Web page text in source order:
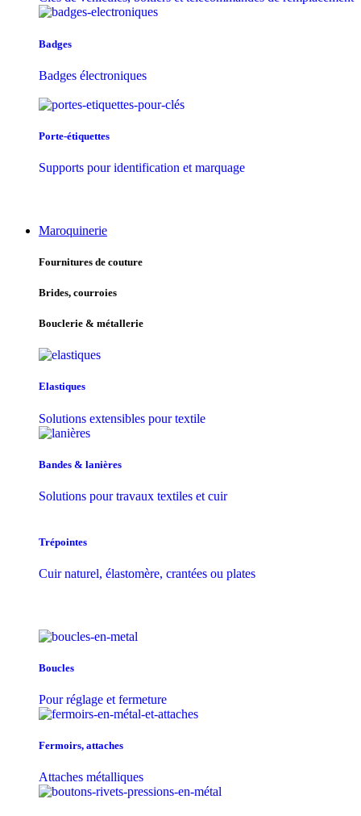
Badges
Badges électroniques
Porte-étiquettes
Supports pour identification et marquage
Maroquinerie
Fournitures de couture
Brides, courroies
Bouclerie & métallerie
Elastiques
Solutions extensibles pour textile
Bandes & lanières
Solutions pour travaux textiles et cuir
Trépointes
Cuir naturel, élastomère, crantées ou plates
Boucles
Pour réglage et fermeture
Fermoirs, attaches
Attaches métalliques